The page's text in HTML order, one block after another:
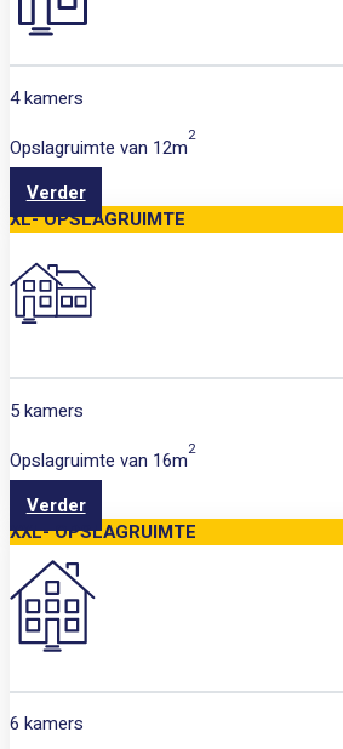
4 kamers
Opslagruimte van 12m2
Verder
XL- OPSLAGRUIMTE
5 kamers
Opslagruimte van 16m2
Verder
XXL- OPSLAGRUIMTE
6 kamers